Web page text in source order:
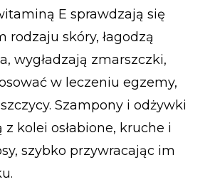
E sprawdzają się
rodzaju skóry, łagodzą
wygładzają zmarszczki,
w leczeniu egzemy,
Szampony i odżywki
kolei osłabione, kruche i
szybko przywracając im